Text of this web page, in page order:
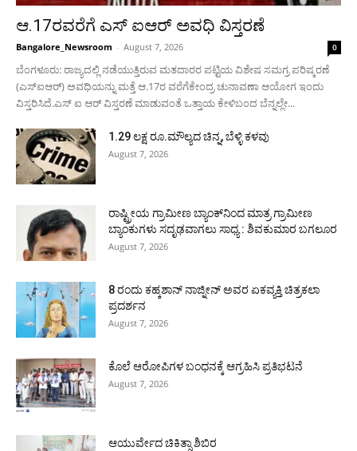
ಆ.17ರವರೆಗೆ ಎಸ್ ಐಆರ್ ಅವಧಿ ವಿಸ್ತರಣೆ
Bangalore_Newsroom - August 7, 2026 0
ಬೆಂಗಳೂರು: ರಾಜ್ಯದಲ್ಲಿ ನಡೆಯುತ್ತಿರುವ ಮತದಾರರ ಪಟ್ಟಿಯ ವಿಶೇಷ ಸಮಗ್ರ ಪರಿಷ್ಕರಣೆ
(ಎಸ್ಐಆರ್) ಅವಧಿಯನ್ನು ಮತ್ತೆ ಆ.17ರ ವರೆಗೆಕೇಂದ್ರ ಚುನಾವಣಾ ಆಯೋಗ ಇಂದು
ವಿಸ್ತರಿಸಿದೆ.ಎಸ್ ಐ ಆರ್ ವಿಸ್ತರಣೆ ಮಾಡುವಂತೆ ಒತ್ತಾಯ ಕೇಳಿಬಂದ ಬೆನ್ನಲ್ಲೇ...
1.29 ಲಕ್ಷ ರೂ.ಮೌಲ್ಯದ ಚಿನ್ನ, ಬೆಳ್ಳಿ ಕಳವು
August 7, 2026
ರಾಷ್ಟ್ರೀಯ ಗ್ರಾಮೀಣ ಬ್ಯಾಂಕ್‍ನಿಂದ ಮಾತ್ರ ಗ್ರಾಮೀಣ
ಬ್ಯಾಂಕುಗಳು ಸದೃಢವಾಗಲು ಸಾಧ್ಯ : ಶಿವಕುಮಾರ ಬಗಲೂರ
August 7, 2026
8 ರಂದು ಕಹ್ಕಶಾನ್ ನಾಜ್ನೀನ್ ಅವರ ಏಕವ್ಯಕ್ತಿ ಚಿತ್ರಕಲಾ
ಪ್ರದರ್ಶನ
August 7, 2026
ಕೊಲೆ ಆರೋಪಿಗಳ ಬಂಧನಕ್ಕೆ ಆಗ್ರಹಿಸಿ ಪ್ರತಿಭಟನೆ
August 7, 2026
ಆಯುರ್ವೇದ ಚಿಕಿತ್ಸಾ ಶಿಬಿರ